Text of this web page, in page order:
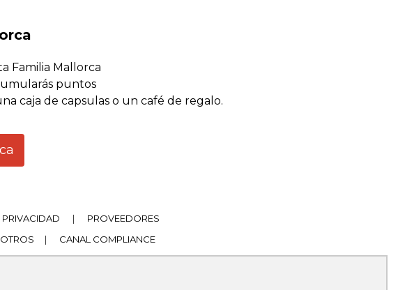
Familia Mallorca
puntos
caja de capsulas o un café de regalo.
PRIVACIDAD |
PROVEEDORES
| CANAL COMPLIANCE